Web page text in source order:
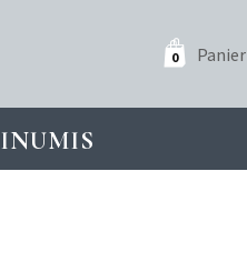
0 Panier
INUMIS